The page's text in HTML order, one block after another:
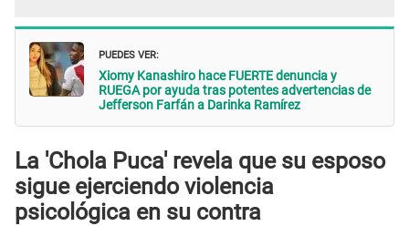
PUEDES VER:
Xiomy Kanashiro hace FUERTE denuncia y
RUEGA por ayuda tras potentes advertencias de
Jefferson Farfán a Darinka Ramírez
La 'Chola Puca' revela que su esposo
sigue ejerciendo violencia
psicológica en su contra